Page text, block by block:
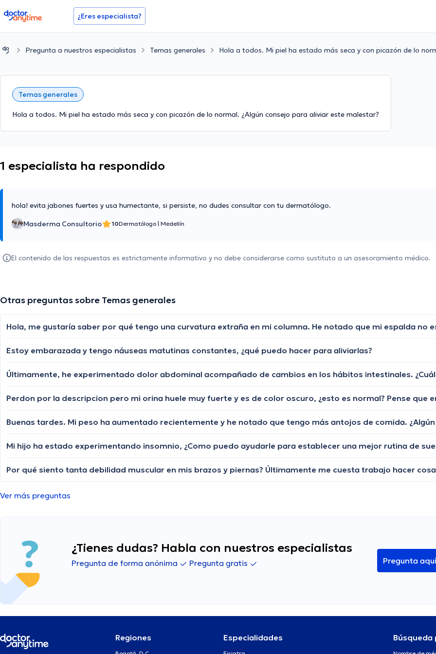
doctoranytime ¿Eres especialista?
Pregunta a nuestros especialistas Temas generales Hola a todos. Mi piel ha estado más seca y con picazón de lo
Temas generales
Hola a todos. Mi piel ha estado más seca y con picazón de lo normal. ¿Algún consejo para aliviar este malestar?
1 especialista ha respondido
hola! evita jabones fuertes y usa humectante, si persiste, no dudes consultar con tu dermatólogo.
Masderma Consultorio 10Dermatólogo Medellín
El contenido de las respuestas es estrictamente informativo y no debe considerarse como sustituto a un asesoramiento médico.
Otras preguntas sobre Temas generales
Estoy embarazada y tengo náuseas matutinas constantes, ¿qué puedo hacer para aliviarlas?
Mi hijo ha estado experimentando insomnio, ¿Como puedo ayudarle para establecer una mejor rutina de
Ver más preguntas
¿Tienes dudas? Habla con nuestros especialistas
Pregunta de forma anónima Pregunta gratis Pregunta aquí
Regiones Especialidades Búsqueda